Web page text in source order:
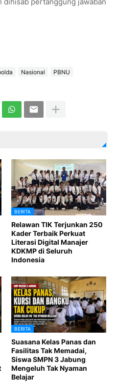
Nasional
PBNU
BERITA
Relawan TIK Terjunkan 250
Kader Terbaik Perkuat
Literasi Digital Manajer
KDKMP di Seluruh
Indonesia
BERITA
Suasana Kelas Panas dan
Fasilitas Tak Memadai,
Siswa SMPN 3 Jabung
Mengeluh Tak Nyaman
Belajar